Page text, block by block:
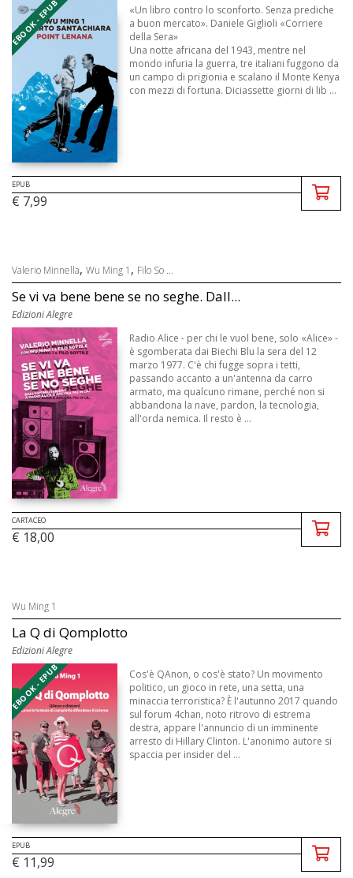
EBOOK - EPUB
«Un libro contro lo sconforto. Senza prediche
a buon mercato». Daniele Giglioli «Corriere
della Sera»
Una notte africana del 1943, mentre nel
mondo infuria la guerra, tre italiani fuggono da
un campo di prigionia e scalano il Monte Kenya
con mezzi di fortuna. Diciassette giorni di lib ...
EPUB
€ 7,99
Valerio Minnella, Wu Ming 1 , Filo So ...
Se vi va bene bene se no seghe. Dall...
Edizioni Alegre
Radio Alice - per chi le vuol bene, solo «Alice» -
è sgomberata dai Biechi Blu la sera del 12
marzo 1977. C'è chi fugge sopra i tetti,
passando accanto a un'antenna da carro
armato, ma qualcuno rimane, perché non si
abbandona la nave, pardon, la tecnologia,
all'orda nemica. Il resto è ...
CARTACEO
€ 18,00
Wu Ming 1
La Q di Qomplotto
Edizioni Alegre
EBOOK - EPUB
Cos'è QAnon, o cos'è stato? Un movimento
politico, un gioco in rete, una setta, una
minaccia terroristica? È l'autunno 2017 quando
sul forum 4chan, noto ritrovo di estrema
destra, appare l'annuncio di un imminente
arresto di Hillary Clinton. L'anonimo autore si
spaccia per insider del ...
EPUB
€ 11,99